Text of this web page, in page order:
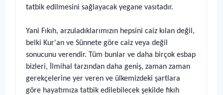
tatbik edilmesini sağlayacak yegane vasıtadır.
Yani Fıkıh, arzuladıklarımızın hepsini caiz kılan değil,
belki Kur'an ve Sünnete göre caiz veya değil
sonucunu verendir. Tüm bunlar ve daha birçok esbap
bizleri, İlmihal tarzından daha geniş, zaman zaman
gerekçelerine yer veren ve ülkemizdeki şartlara
göre hayatımıza tatbik edilebilecek şekilde fıkıh